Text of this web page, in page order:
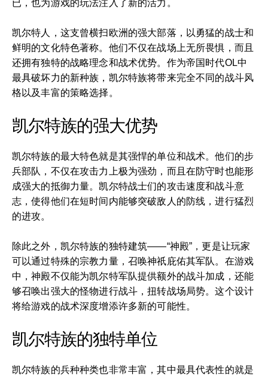
已，也为游戏的玩法注入了新的活力。
凯尔特人，这支曾横扫欧洲的强大部落，以勇猛的战士和
鲜明的文化特色著称。他们不仅在战场上无所畏惧，而且
还拥有独特的战略理念和战术优势。作为帝国时代OL中
最具破坏力的新种族，凯尔特族将带来完全不同的战斗风
格以及丰富的策略选择。
凯尔特族的强大优势
凯尔特族的最大特色就是其强悍的单位和战术。他们的步
兵部队，不仅在攻击力上极为强劲，而且在防守时也能形
成强大的抵御力量。凯尔特战士们的攻击速度和战斗意
志，使得他们在短时间内能够突破敌人的防线，进行猛烈
的进攻。
除此之外，凯尔特族的独特建筑——“神殿”，更是让玩家
可以通过特殊的宗教力量，召唤神祇庇佑其军队。在游戏
中，神殿不仅能为凯尔特军队提供额外的战斗加成，还能
够召唤出强大的怪物进行战斗，扭转战场局势。这个设计
将给游戏的战术深度增添许多新的可能性。
凯尔特族的独特单位
凯尔特族的兵种种类也非常丰富，其中最具代表性的就是